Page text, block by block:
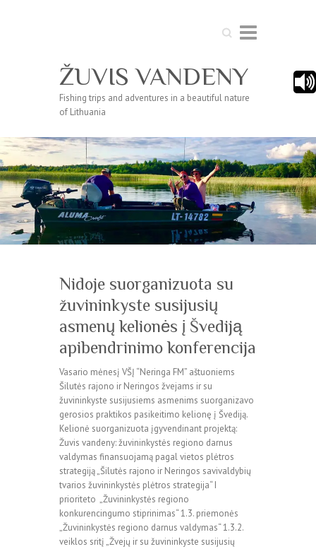
Search
ŽUVIS VANDENY
Fishing trips and adventures in a beautiful nature
of Lithuania
Nidoje suorganizuota su
žuvininkyste susijusių
asmenų kelionės į Švediją
apibendrinimo konferencija
Vasario mėnesį VŠĮ “Neringa FM” aštuoniems
Šilutės rajono ir Neringos žvejams ir su
žuvininkyste susijusiems asmenims suorganizavo
gerosios praktikos pasikeitimo kelionę į Švediją.
Kelionė suorganizuota įgyvendinant projektą:
Žuvis vandeny: žuvininkystės regiono darnus
valdymas finansuojamą pagal vietos plėtros
strategiją „Šilutės rajono ir Neringos savivaldybių
tvarios žuvininkystės plėtros strategija“ I
prioriteto „Žuvininkystės regiono
konkurencingumo stiprinimas“ 1.3. priemonės
„Žuvininkystės regiono darnus valdymas“ 1.3.2.
veiklos sritį „Žvejų ir su žuvininkyste susijusių